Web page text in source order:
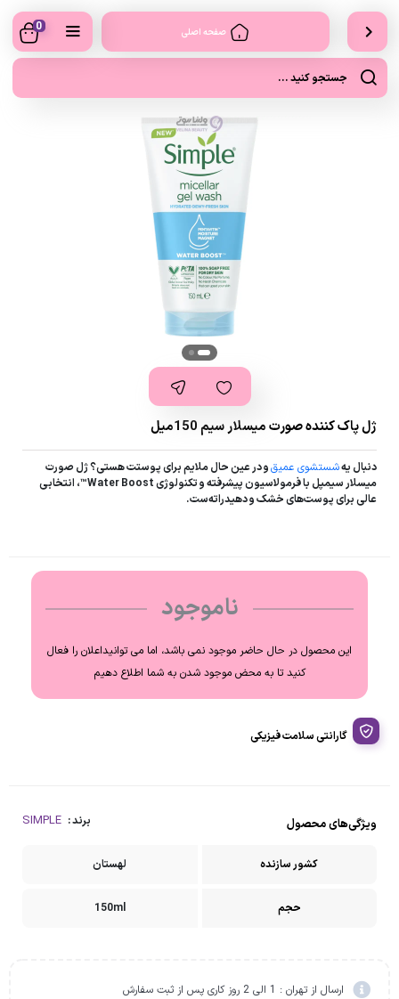
صفحه اصلی 0
ژل پاک کننده صورت میسلار سیم 150میل
دنبال یهشستشوی عمیقو در عین حال ملایم برای پوستت هستی؟ ژل صورت
میسلار سیمپل با فرمولاسیون پیشرفته و تکنولوژی Water Boost™، انتخابی
عالی برای پوست‌های خشک و دهیدراته‌ست.
ناموجود
این محصول در حال حاضر موجود نمی باشد، اما می توانیداعلان را فعال
کنید تا به محض موجود شدن به شما اطلاع دهیم
گارانتی سلامت فیزیکی
برند : SIMPLE ویژگی‌های محصول
کشور سازنده لهستان
حجم 150ml
ارسال از تهران : 1 الی 2 روز کاری پس از ثبت سفارش